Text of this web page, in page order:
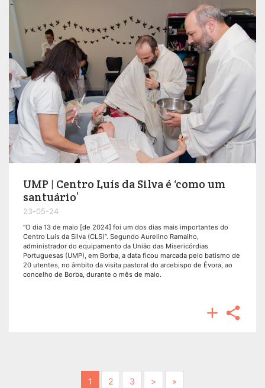
UMP | Centro Luís da Silva é ‘como um
santuário’
23-05-24
“O dia 13 de maio [de 2024] foi um dos dias mais importantes do
Centro Luís da Silva (CLS)”. Segundo Aurelino Ramalho,
administrador do equipamento da União das Misericórdias
Portuguesas (UMP), em Borba, a data ficou marcada pelo batismo de
20 utentes, no âmbito da visita pastoral do arcebispo de Évora, ao
concelho de Borba, durante o mês de maio.
 
1 2 3 >Next»